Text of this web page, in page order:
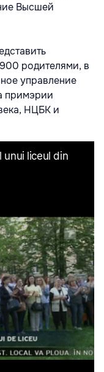
Высшей
родителями, в
управление
примэрии
НЦБК и